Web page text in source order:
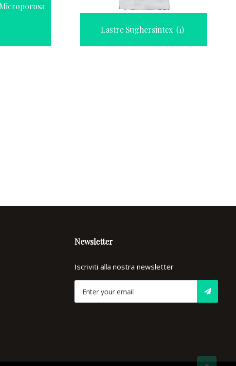
Lastre Sughersintex (1)
Newsletter
Iscriviti alla nostra newsletter